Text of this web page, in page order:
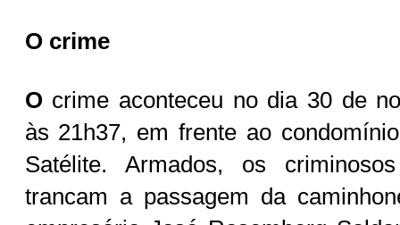
O crime
O crime aconteceu no dia 30 de
às 21h37, em frente ao
Satélite. Armados, os
trancam a passagem da